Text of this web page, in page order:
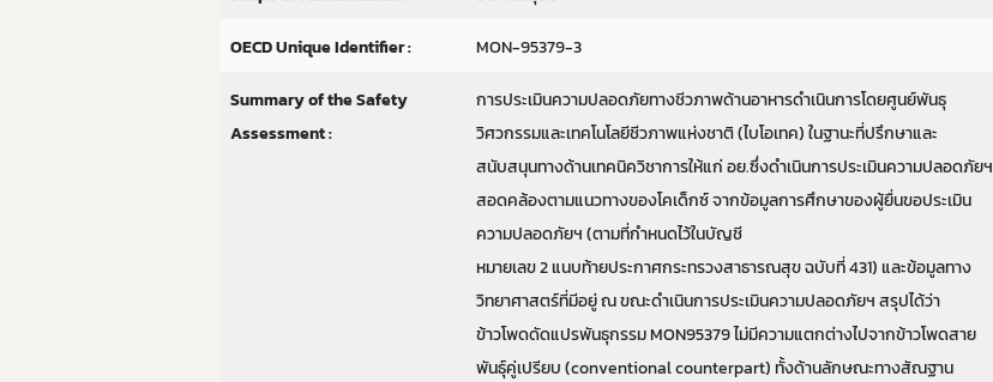
OECD Unique Identifier : MON-95379-3
Summary of the Safety
Assessment :
การประเมินความปลอดภัยทางชีวภาพด้านอาหารดำเนินการโดยศูนย์พันธุ
วิศวกรรมและเทคโนโลยีชีวภาพแห่งชาติ (ไบโอเทค) ในฐานะที่ปรึกษาและ
สนับสนุนทางด้านเทคนิควิชาการให้แก่ อย.ซึ่งดำเนินการประเมินความปลอดภัยฯ
สอดคล้องตามแนวทางของโคเด็กซ์ จากข้อมูลการศึกษาของผู้ยื่นขอประเมิน
ความปลอดภัยฯ (ตามที่กำหนดไว้ในบัญชี
หมายเลข 2 แนบท้ายประกาศกระทรวงสาธารณสุข ฉบับที่ 431) และข้อมูลทาง
วิทยาศาสตร์ที่มีอยู่ ณ ขณะดำเนินการประเมินความปลอดภัยฯ สรุปได้ว่า
ข้าวโพดดัดแปรพันธุกรรม MON95379 ไม่มีความแตกต่างไปจากข้าวโพดสาย
พันธุ์คู่เปรียบ (conventional counterpart) ทั้งด้านลักษณะทางสัณฐาน